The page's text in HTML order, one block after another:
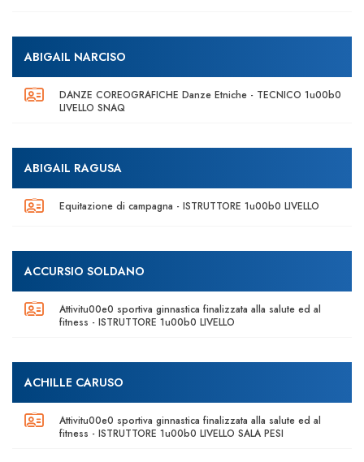
ABIGAIL NARCISO
DANZE COREOGRAFICHE Danze Etniche - TECNICO 1u00b0
LIVELLO SNAQ
ABIGAIL RAGUSA
Equitazione di campagna - ISTRUTTORE 1u00b0 LIVELLO
ACCURSIO SOLDANO
Attivitu00e0 sportiva ginnastica finalizzata alla salute ed al
fitness - ISTRUTTORE 1u00b0 LIVELLO
ACHILLE CARUSO
Attivitu00e0 sportiva ginnastica finalizzata alla salute ed al
fitness - ISTRUTTORE 1u00b0 LIVELLO SALA PESI